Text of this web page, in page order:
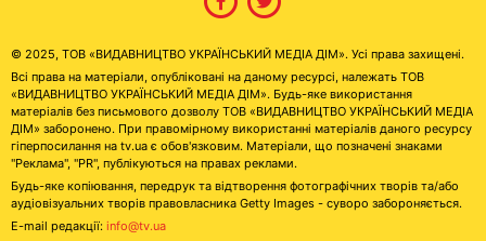
© 2025, ТОВ «ВИДАВНИЦТВО УКРАЇНСЬКИЙ МЕДІА ДІМ». Усі права захищені.
Всі права на матеріали, опубліковані на даному ресурсі, належать ТОВ
«ВИДАВНИЦТВО УКРАЇНСЬКИЙ МЕДІА ДІМ». Будь-яке використання
матеріалів без письмового дозволу ТОВ «ВИДАВНИЦТВО УКРАЇНСЬКИЙ МЕДІА
ДІМ» заборонено. При правомірному використанні матеріалів даного ресурсу
гіперпосилання на tv.ua є обов'язковим. Матеріали, що позначені знаками
"Реклама", "PR", публікуються на правах реклами.
Будь-яке копіювання, передрук та відтворення фотографічних творів та/або
аудіовізуальних творів правовласника Getty Images - суворо забороняється.
E-mail редакції: info@tv.ua